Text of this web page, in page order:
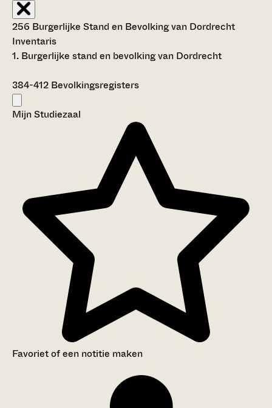
256 Burgerlijke Stand en Bevolking van Dordrecht
Inventaris
1. Burgerlijke stand en bevolking van Dordrecht
384-412 Bevolkingsregisters
Mijn Studiezaal
Favoriet of een notitie maken